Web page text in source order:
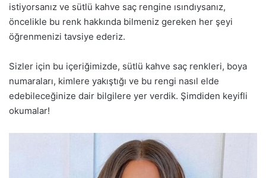
istiyorsanız ve sütlü kahve saç rengine ısındıysanız,
öncelikle bu renk hakkında bilmeniz gereken her şeyi
öğrenmenizi tavsiye ederiz.
Sizler için bu içeriğimizde, sütlü kahve saç renkleri, boya
numaraları, kimlere yakıştığı ve bu rengi nasıl elde
edebileceğinize dair bilgilere yer verdik. Şimdiden keyifli
okumalar!